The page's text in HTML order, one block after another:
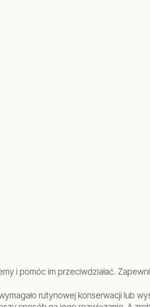
i pomóc im przeciwdziałać.
rutynowej konserwacji lub